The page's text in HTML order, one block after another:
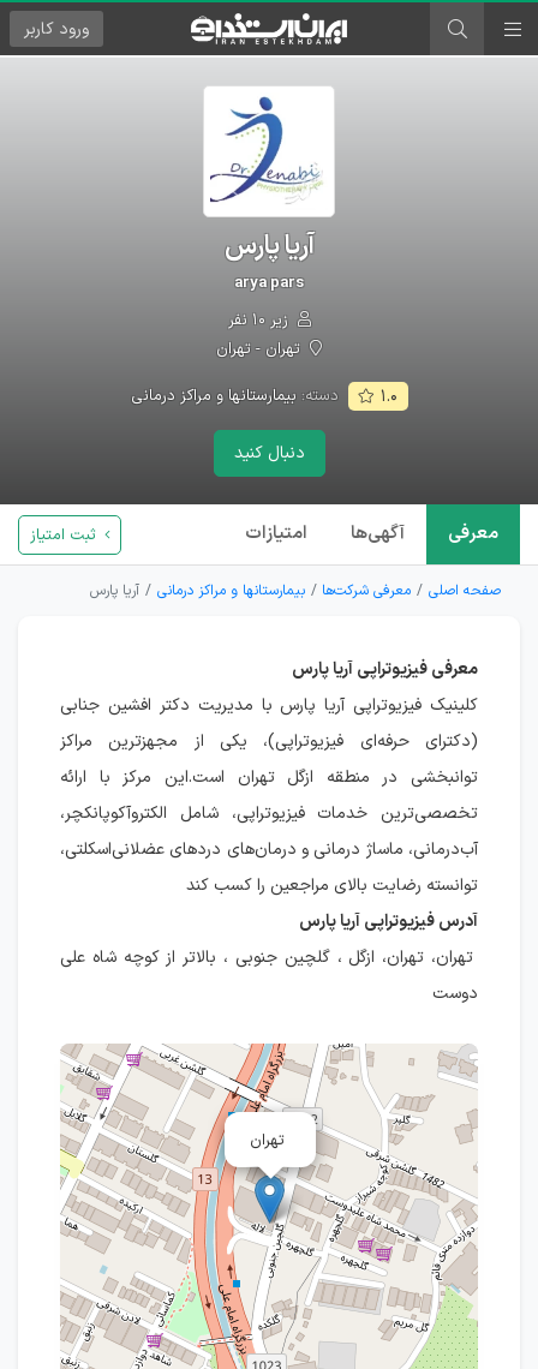
ورود کاربر
آریا پارس
arya pars
زیر ۱۰ نفر
تهران - تهران
۱.۰ دسته:بیمارستانها و مراکز درمانی
دنبال کنید
معرفی آگهی‌ها امتیازات ثبت امتیاز
صفحه اصلی معرفی شرکت‌ها بیمارستانها و مراکز درمانی آریا پارس
معرفی فیزیوتراپی آریا پارس
کلینیک فیزیوتراپی آریا پارس با مدیریت دکتر افشین جنابی
(دکترای حرفه‌ای فیزیوتراپی)، یکی از مجهزترین مراکز
توانبخشی در منطقه ازگل تهران است.این مرکز با ارائه
تخصصی‌ترین خدمات فیزیوتراپی، شامل الکتروآکوپانکچر،
آب‌درمانی، ماساژ درمانی و درمان‌های دردهای عضلانی‌اسکلتی،
توانسته رضایت بالای مراجعین را کسب کند
آدرس فیزیوتراپی آریا پارس
تهران، تهران، ازگل ، گلچین جنوبی ، بالاتر از کوچه شاه علی
دوست
تهران